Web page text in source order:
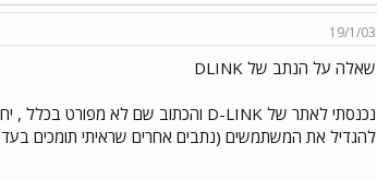
19/1/03
שאלה על הנתב של DLINK
להגדיל את המשתמשים (נתבים אחרים שראיתי תומכים בעד 253 משתמשים כשמשתמשים בHUBים להגדלה ...) זהו גדי